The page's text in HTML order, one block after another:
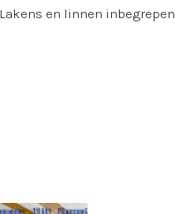
Lakens en linnen inbegrepen